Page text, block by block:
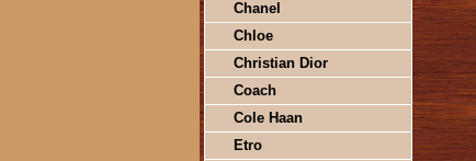
Chanel
Chloe
Christian Dior
Coach
Cole Haan
Etro